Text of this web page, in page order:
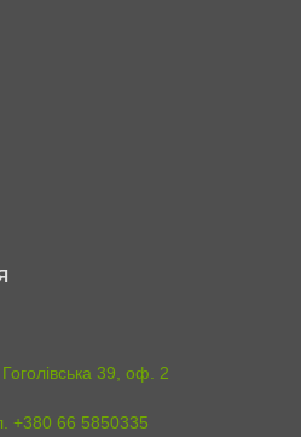
39, оф. 2
+380 66 5850335